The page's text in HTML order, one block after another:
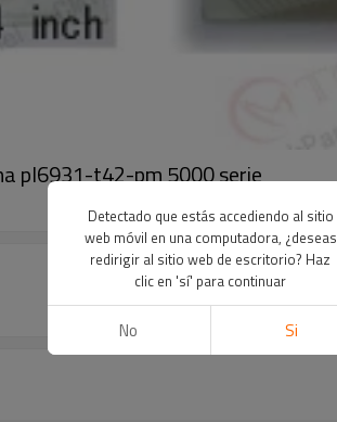
pl6931-t42-pm 5000 serie
Detectado que estás accediendo al sitio
web móvil en una computadora, ¿deseas
redirigir al sitio web de escritorio? Haz
clic en 'sí' para continuar
No Si